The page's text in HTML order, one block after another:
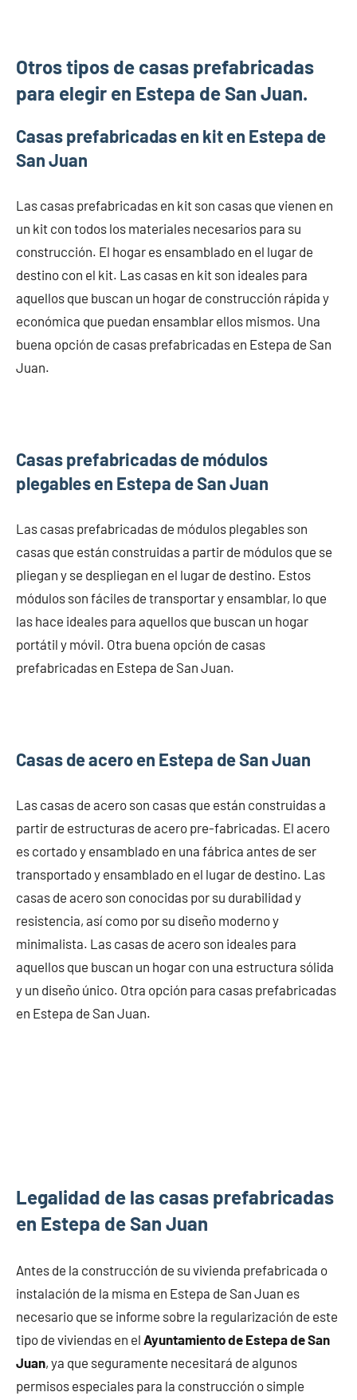
Otros tipos de casas prefabricadas
para elegir en Estepa de San Juan.
Casas prefabricadas en kit en Estepa de
San Juan
Las casas prefabricadas en kit son casas que vienen en
un kit con todos los materiales necesarios para su
construcción. El hogar es ensamblado en el lugar de
destino con el kit. Las casas en kit son ideales para
aquellos que buscan un hogar de construcción rápida y
económica que puedan ensamblar ellos mismos. Una
buena opción de casas prefabricadas en Estepa de San
Juan.
Casas prefabricadas de módulos
plegables en Estepa de San Juan
Las casas prefabricadas de módulos plegables son
casas que están construidas a partir de módulos que se
pliegan y se despliegan en el lugar de destino. Estos
módulos son fáciles de transportar y ensamblar, lo que
las hace ideales para aquellos que buscan un hogar
portátil y móvil. Otra buena opción de casas
prefabricadas en Estepa de San Juan.
Casas de acero en Estepa de San Juan
Las casas de acero son casas que están construidas a
partir de estructuras de acero pre-fabricadas. El acero
es cortado y ensamblado en una fábrica antes de ser
transportado y ensamblado en el lugar de destino. Las
casas de acero son conocidas por su durabilidad y
resistencia, así como por su diseño moderno y
minimalista. Las casas de acero son ideales para
aquellos que buscan un hogar con una estructura sólida
y un diseño único. Otra opción para casas prefabricadas
en Estepa de San Juan.
Legalidad de las casas prefabricadas
en Estepa de San Juan
Antes de la construcción de su vivienda prefabricada o
instalación de la misma en Estepa de San Juan es
necesario que se informe sobre la regularización de este
tipo de viviendas en el Ayuntamiento de Estepa de San
Juan, ya que seguramente necesitará de algunos
permisos especiales para la construcción o simple